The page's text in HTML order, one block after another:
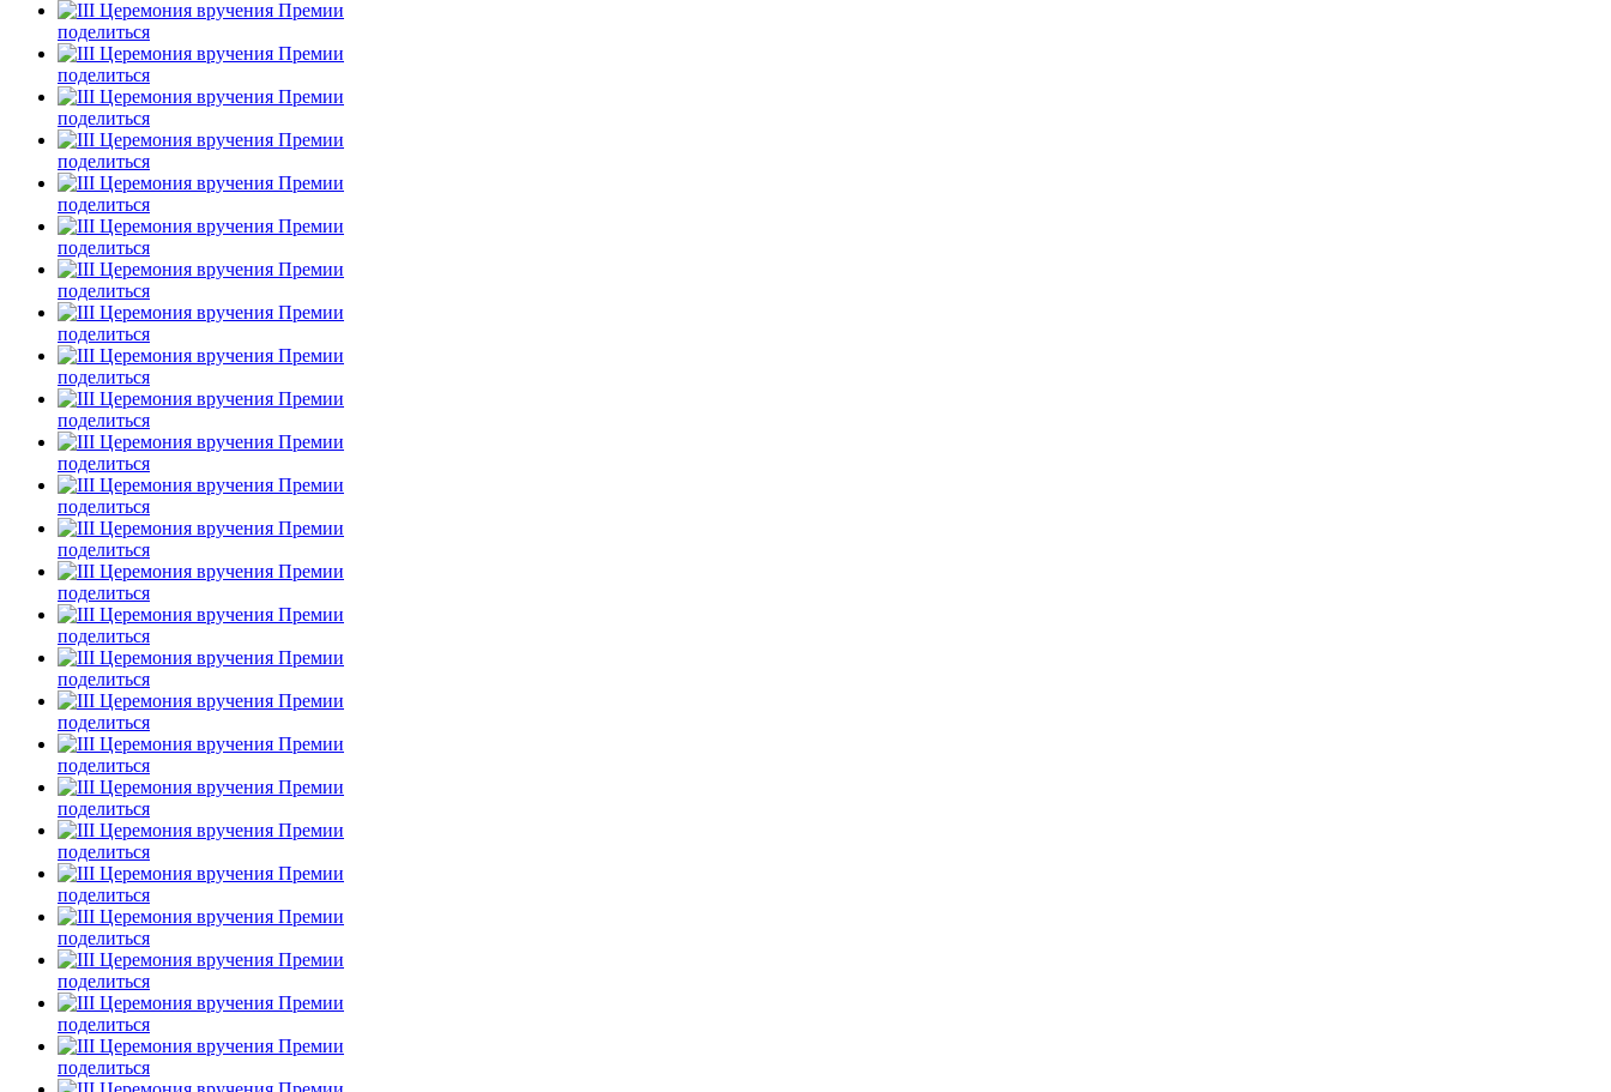
поделиться
поделиться
поделиться
поделиться
поделиться
поделиться
поделиться
поделиться
поделиться
поделиться
поделиться
поделиться
поделиться
поделиться
поделиться
поделиться
поделиться
поделиться
поделиться
поделиться
поделиться
поделиться
поделиться
поделиться
поделиться